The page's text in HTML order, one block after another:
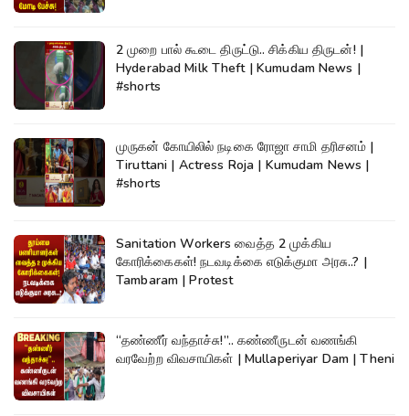
2 முறை பால் கூடை திருட்டு.. சிக்கிய திருடன்! |
Hyderabad Milk Theft | Kumudam News |
#shorts
முருகன் கோயிலில் நடிகை ரோஜா சாமி தரிசனம் |
Tiruttani | Actress Roja | Kumudam News |
#shorts
Sanitation Workers வைத்த 2 முக்கிய
கோரிக்கைகள்! நடவடிக்கை எடுக்குமா அரசு..? |
Tambaram | Protest
“தண்ணீர் வந்தாச்சு!”.. கண்ணீருடன் வணங்கி
வரவேற்ற விவசாயிகள் | Mullaperiyar Dam | Theni